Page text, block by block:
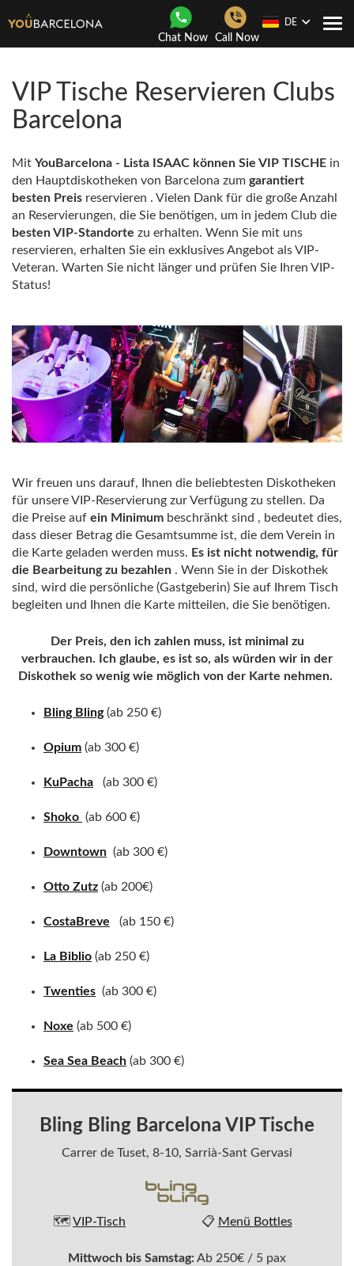
Chat Now Call Now
DE
VIP Tische Reservieren Clubs
Barcelona
Mit YouBarcelona - Lista ISAAC können Sie VIP TISCHE in
den Hauptdiskotheken von Barcelona zum garantiert
besten Preis reservieren . Vielen Dank für die große Anzahl
an Reservierungen, die Sie benötigen, um in jedem Club die
besten VIP-Standorte zu erhalten. Wenn Sie mit uns
reservieren, erhalten Sie ein exklusives Angebot als VIP-
Veteran. Warten Sie nicht länger und prüfen Sie Ihren VIP-
Status!
Wir freuen uns darauf, Ihnen die beliebtesten Diskotheken
für unsere VIP-Reservierung zur Verfügung zu stellen. Da
die Preise auf ein Minimum beschränkt sind , bedeutet dies,
dass dieser Betrag die Gesamtsumme ist, die dem Verein in
die Karte geladen werden muss. Es ist nicht notwendig, für
die Bearbeitung zu bezahlen . Wenn Sie in der Diskothek
sind, wird die persönliche (Gastgeberin) Sie auf Ihrem Tisch
begleiten und Ihnen die Karte mitteilen, die Sie benötigen.
Der Preis, den ich zahlen muss, ist minimal zu
verbrauchen. Ich glaube, es ist so, als würden wir in der
Diskothek so wenig wie möglich von der Karte nehmen.
Bling Bling(ab 250 €)
Opium (ab 300 €)
KuPacha (ab 300 €)
Shoko (ab 600 €)
Downtown (ab 300 €)
Otto Zutz (ab 200€)
CostaBreve (ab 150 €)
La Biblio (ab 250 €)
Twenties (ab 300 €)
Noxe (ab 500 €)
Sea Sea Beach (ab 300 €)
Bling Bling Barcelona VIP Tische
Carrer de Tuset, 8-10, Sarrià-Sant Gervasi
🗺️ VIP-Tisch 📋 Menü Bottles
Mittwoch bis Samstag:Ab 250€ / 5 pax